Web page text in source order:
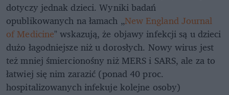
dotyczy jednak dzieci. Wyniki badań
opublikowanych na łamach „New England Journal
of Medicine" wskazują, że objawy infekcji są u dzieci
dużo łagodniejsze niż u dorosłych. Nowy wirus jest
też mniej śmiercionośny niż MERS i SARS, ale za to
łatwiej się nim zarazić (ponad 40 proc.
hospitalizowanych infekuje kolejne osoby)